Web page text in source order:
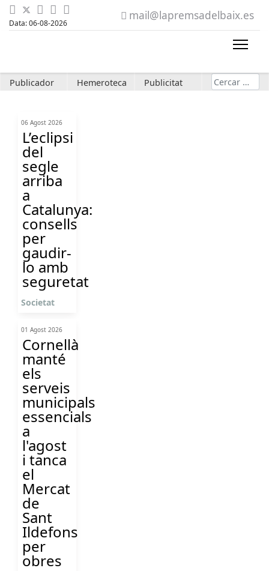
Data: 06-08-2026
mail@lapremsadelbaix.es
Publicador Hemeroteca Publicitat Cerca
06 Agost 2026
L’eclipsi
del
segle
arriba
a
Catalunya:
consells
per
gaudir-
lo amb
seguretat
Societat
01 Agost 2026
Cornellà
manté
els
serveis
municipals
essencials
a
l'agost
i tanca
el
Mercat
de
Sant
Ildefons
per
obres